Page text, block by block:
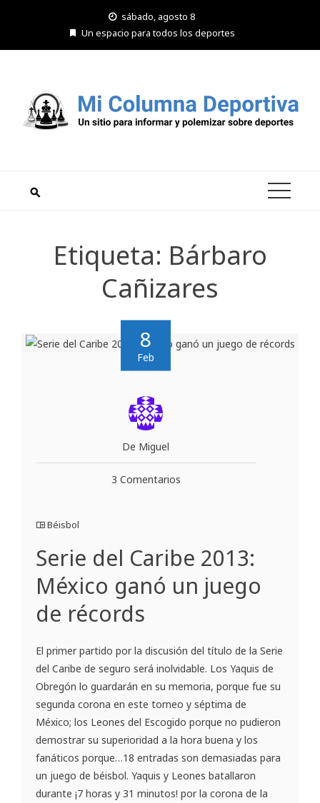
sábado, agosto 8
Un espacio para todos los deportes
Etiqueta: Bárbaro
Cañizares
8
Feb
De Miguel
3 Comentarios
Béisbol
Serie del Caribe 2013:
México ganó un juego
de récords
El primer partido por la discusión del título de la Serie
del Caribe de seguro será inolvidable. Los Yaquis de
Obregón lo guardarán en su memoria, porque fue su
segunda corona en este torneo y séptima de
México; los Leones del Escogido porque no pudieron
demostrar su superioridad a la hora buena y los
fanáticos porque…18 entradas son demasiadas para
un juego de béisbol. Yaquis y Leones batallaron
durante ¡7 horas y 31 minutos! por la corona de la